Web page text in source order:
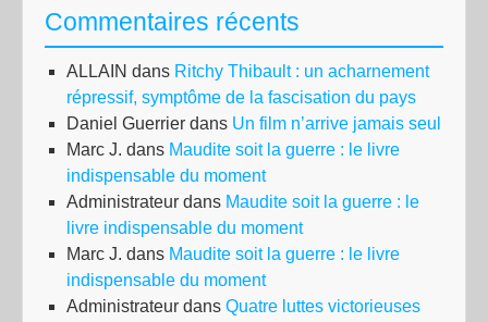
Commentaires récents
ALLAIN dans Ritchy Thibault : un acharnement
répressif, symptôme de la fascisation du pays
Daniel Guerrier dans Un film n’arrive jamais seul
Marc J. dans Maudite soit la guerre : le livre
indispensable du moment
Administrateur dans Maudite soit la guerre : le
livre indispensable du moment
Marc J. dans Maudite soit la guerre : le livre
indispensable du moment
Administrateur dans Quatre luttes victorieuses